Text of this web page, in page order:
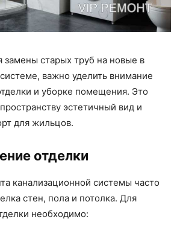
замены старых труб на новые в
важно уделить внимание
и уборке помещения. Это
эстетичный вид и
для жильцов.
отделки
канализационной системы часто
стен, пола и потолка. Для
необходимо: